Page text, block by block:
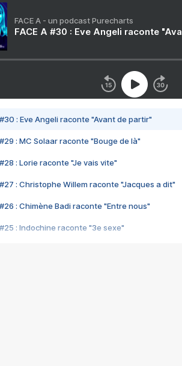
FACE A - un podcast Purecharts
FACE A #30 : Eve Angeli raconte
#30 : Eve Angeli raconte "Avant de partir"
#29 : MC Solaar raconte "Bouge de là"
#28 : Lorie raconte "Je vais vite"
#27 : Christophe Willem raconte "Jacques a dit"
#26 : Chimène Badi raconte "Entre nous"
#25 : Indochine raconte "3e sexe"